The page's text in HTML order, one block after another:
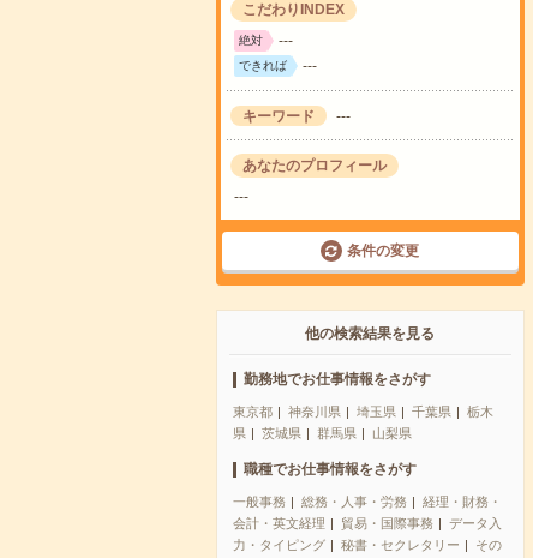
こだわりINDEX
絶対 ---
できれば ---
キーワード ---
あなたのプロフィール
---
条件の変更
他の検索結果を見る
勤務地でお仕事情報をさがす
東京都 神奈川県 埼玉県 千葉県
栃木
県
茨城県 群馬県 山梨県
職種でお仕事情報をさがす
一般事務 総務・人事・労務
経理・財務・
会計・英文経理
貿易・国際事務
データ入
力・タイピング
秘書・セクレタリー
その